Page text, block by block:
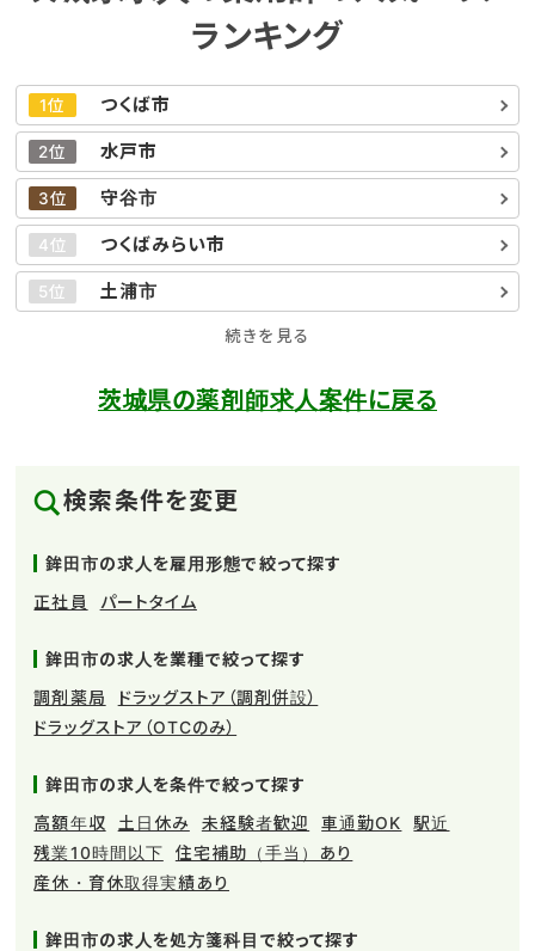
ランキング
1位 つくば市
2位 水戸市
3位 守谷市
4位 つくばみらい市
5位 土浦市
続きを見る
茨城県の薬剤師求人案件に戻る
検索条件を変更
鉾田市の求人を雇用形態で絞って探す
正社員
パートタイム
鉾田市の求人を業種で絞って探す
調剤薬局
ドラッグストア（調剤併設）
ドラッグストア（OTCのみ）
鉾田市の求人を条件で絞って探す
高額年収
土日休み 未経験者歓迎 車通勤OK
駅近
残業10時間以下
住宅補助（手当）あり
産休・育休取得実績あり
鉾田市の求人を処方箋科目で絞って探す